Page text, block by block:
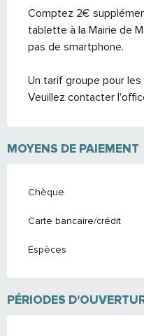
Comptez 2€
tablette à la Mairie de
pas de smartphone.
Un tarif groupe pour
Veuillez contacter
MOYENS DE PAIEMENT
Chèque
Carte bancaire/crédit
Espèces
PÉRIODES